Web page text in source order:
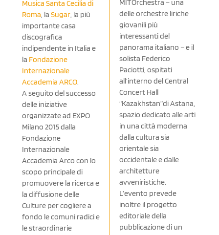
Musica Santa Cecilia di
Roma, la Sugar, la più
importante casa
discografica
indipendente in Italia e
la Fondazione
Internazionale
Accademia ARCO.
A seguito del successo
delle iniziative
organizzate ad EXPO
Milano 2015 dalla
Fondazione
Internazionale
Accademia Arco con lo
scopo principale di
promuovere la ricerca e
la diffusione delle
Culture per cogliere a
fondo le comuni radici e
le straordinarie
MITOrchestra – una
delle orchestre liriche
giovanili più
interessanti del
panorama italiano – e il
solista Federico
Paciotti, ospitati
all’interno del Central
Concert Hall
“Kazakhstan”di Astana,
spazio dedicato alle arti
in una città moderna
dalla cultura sia
orientale sia
occidentale e dalle
architetture
avveniristiche.
L’evento prevede
inoltre il progetto
editoriale della
pubblicazione di un